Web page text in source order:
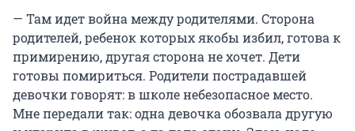
— Там идет война между родителями. Сторона
родителей, ребенок которых якобы избил, готова к
примирению, другая сторона не хочет. Дети
готовы помириться. Родители пострадавшей
девочки говорят: в школе небезопасное место.
Мне передали так: одна девочка обозвала другую